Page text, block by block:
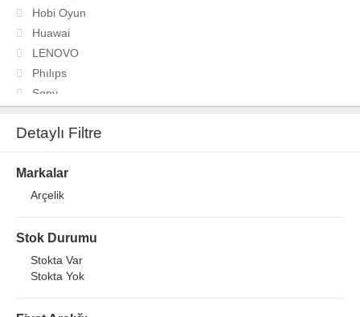
Hobi Oyun
Huawai
LENOVO
Phılıps
Sony
TOSHIBA
Yazarkasa pos
Detaylı Filtre
Markalar
Arçelik
Stok Durumu
Stokta Var
Stokta Yok